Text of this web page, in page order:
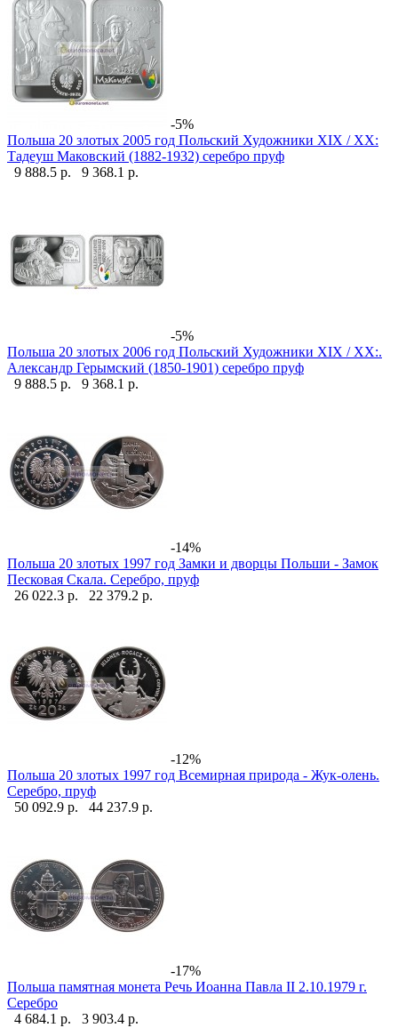
-5%
Польша 20 злотых 2005 год Польский Художники XIX / XX:
Тадеуш Маковский (1882-1932) серебро пруф
9 888.5 р.
9 368.1 р.
-5%
Польша 20 злотых 2006 год Польский Художники XIX / XX:.
Александр Герымский (1850-1901) серебро пруф
9 888.5 р.
9 368.1 р.
-14%
Польша 20 злотых 1997 год Замки и дворцы Польши - Замок
Песковая Скала. Серебро, пруф
26 022.3 р.
22 379.2 р.
-12%
Польша 20 злотых 1997 год Всемирная природа - Жук-олень.
Серебро, пруф
50 092.9 р.
44 237.9 р.
-17%
Польша памятная монета Речь Иоанна Павла II 2.10.1979 г.
Серебро
4 684.1 р.
3 903.4 р.